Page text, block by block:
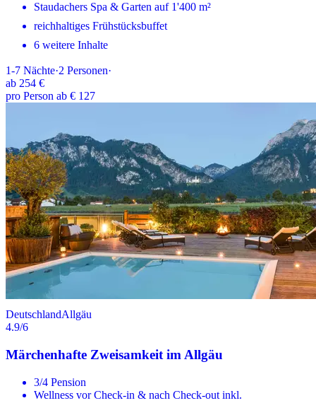
Staudachers Spa & Garten auf 1'400 m²
reichhaltiges Frühstücksbuffet
6 weitere Inhalte
1-7 Nächte·2 Personen·
ab 254 €
pro Person ab € 127
DeutschlandAllgäu
4.9/6
Märchenhafte Zweisamkeit im Allgäu
3/4 Pension
Wellness vor Check-in & nach Check-out inkl.